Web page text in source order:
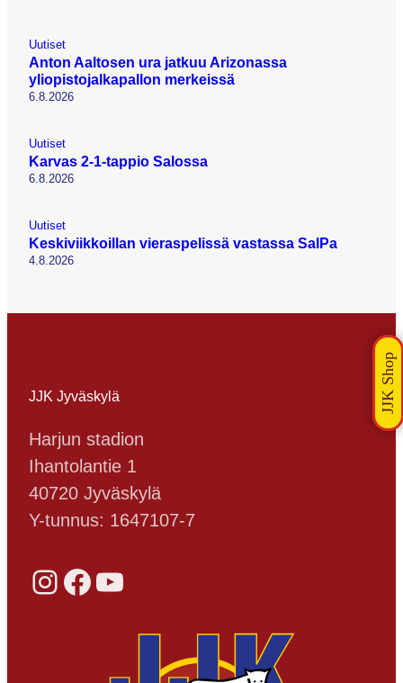
Uutiset
Anton Aaltosen ura jatkuu Arizonassa
yliopistojalkapallon merkeissä
6.8.2026
Uutiset
Karvas 2-1-tappio Salossa
6.8.2026
Uutiset
Keskiviikkoillan vieraspelissä vastassa SalPa
4.8.2026
JJK Jyväskylä
Harjun stadion
Ihantolantie 1
40720 Jyväskylä
Y-tunnus: 1647107-7
Instagram Facebook YouTube